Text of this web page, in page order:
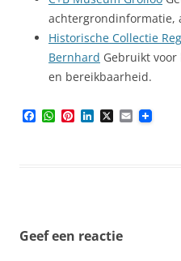
achtergrondinformatie,
Historische Collectie
Bernhard Gebruikt
en bereikbaarheid.
W P X E
m
Geef een reactie